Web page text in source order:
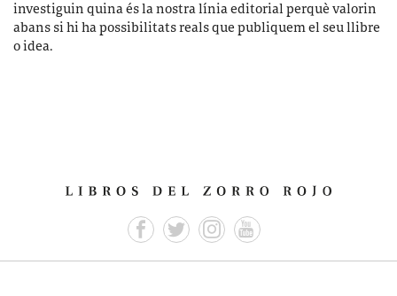
investiguin quina és la nostra línia editorial perquè valorin
abans si hi ha possibilitats reals que publiquem el seu llibre
o idea.